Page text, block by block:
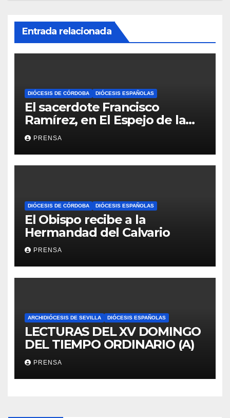
Entrada relacionada
DIÓCESIS DE CÓRDOBA DIÓCESIS ESPAÑOLAS
El sacerdote Francisco
Ramírez, en El Espejo de la
Iglesia
PRENSA
DIÓCESIS DE CÓRDOBA DIÓCESIS ESPAÑOLAS
El Obispo recibe a la
Hermandad del Calvario
PRENSA
ARCHIDIÓCESIS DE SEVILLA DIÓCESIS ESPAÑOLAS
LECTURAS DEL XV DOMINGO
DEL TIEMPO ORDINARIO (A)
PRENSA